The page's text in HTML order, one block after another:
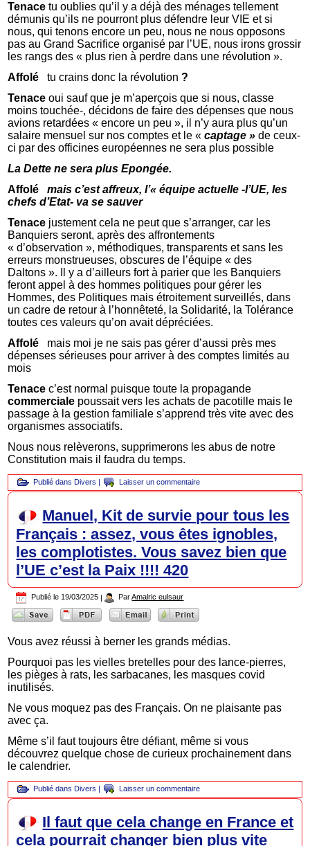
Tenacetu oublies qu’il y a déjà des ménages tellement
démunis qu’ils ne pourront plus défendre leur VIE et si
nous, qui tenons encore un peu, nous ne nous opposons
pas au Grand Sacrifice organisé par l’UE, nous irons grossir
les rangs des « plus rien à perdre dans une révolution ».
Affolétu crains donc la révolution ?
Tenaceoui sauf que je m’aperçois que si nous, classe
moins touchée-, décidons de faire des dépenses que nous
avions retardées « encore un peu », il n’y aura plus qu’un
salaire mensuel sur nos comptes et le «captage » de ceux-
ci par des officines européennes ne sera plus possible
La Dette ne sera plus Epongée.
Affolémais c’est affreux, l’« équipe actuelle -l’UE, les
chefs d’Etat- va se sauver
Tenace justement cela ne peut que s’arranger, car les
Banquiers seront, après des affrontements
« d’observation », méthodiques, transparents et sans les
erreurs monstrueuses, obscures de l’équipe « des
Daltons ». Il y a d’ailleurs fort à parier que les Banquiers
feront appel à des hommes politiques pour gérer les
Hommes, des Politiques mais étroitement surveillés, dans
un cadre de retour à l’honnêteté, la Solidarité, la Tolérance
toutes ces valeurs qu’on avait dépréciées.
Affolé mais moi je ne sais pas gérer d’aussi près mes
dépenses sérieuses pour arriver à des comptes limités au
mois
Tenacec’est normal puisque toute la propagande
commerciale poussait vers les achats de pacotille mais le
passage à la gestion familiale s’apprend très vite avec des
organismes associatifs.
Nous nous relèverons, supprimerons les abus de notre
Constitution mais il faudra du temps.
Publié dans Divers Laisser un commentaire
Manuel, Kit de survie pour tous les
Français : assez, vous êtes ignobles,
les complotistes. Vous savez bien que
l’UE c’est la Paix !!!! 420
Publié le 19/03/2025 | Par Amalric eulsaur
Vous avez réussi à berner les grands médias.
Pourquoi pas les vielles bretelles pour des lance-pierres,
les pièges à rats, les sarbacanes, les masques covid
inutilisés.
Ne vous moquez pas des Français. On ne plaisante pas
avec ça.
Même s’il faut toujours être défiant, même si vous
découvrez quelque chose de curieux prochainement dans
le calendrier.
Publié dans Divers | Laisser un commentaire
Il faut que cela change en France et
cela pourrait changer bien plus vite